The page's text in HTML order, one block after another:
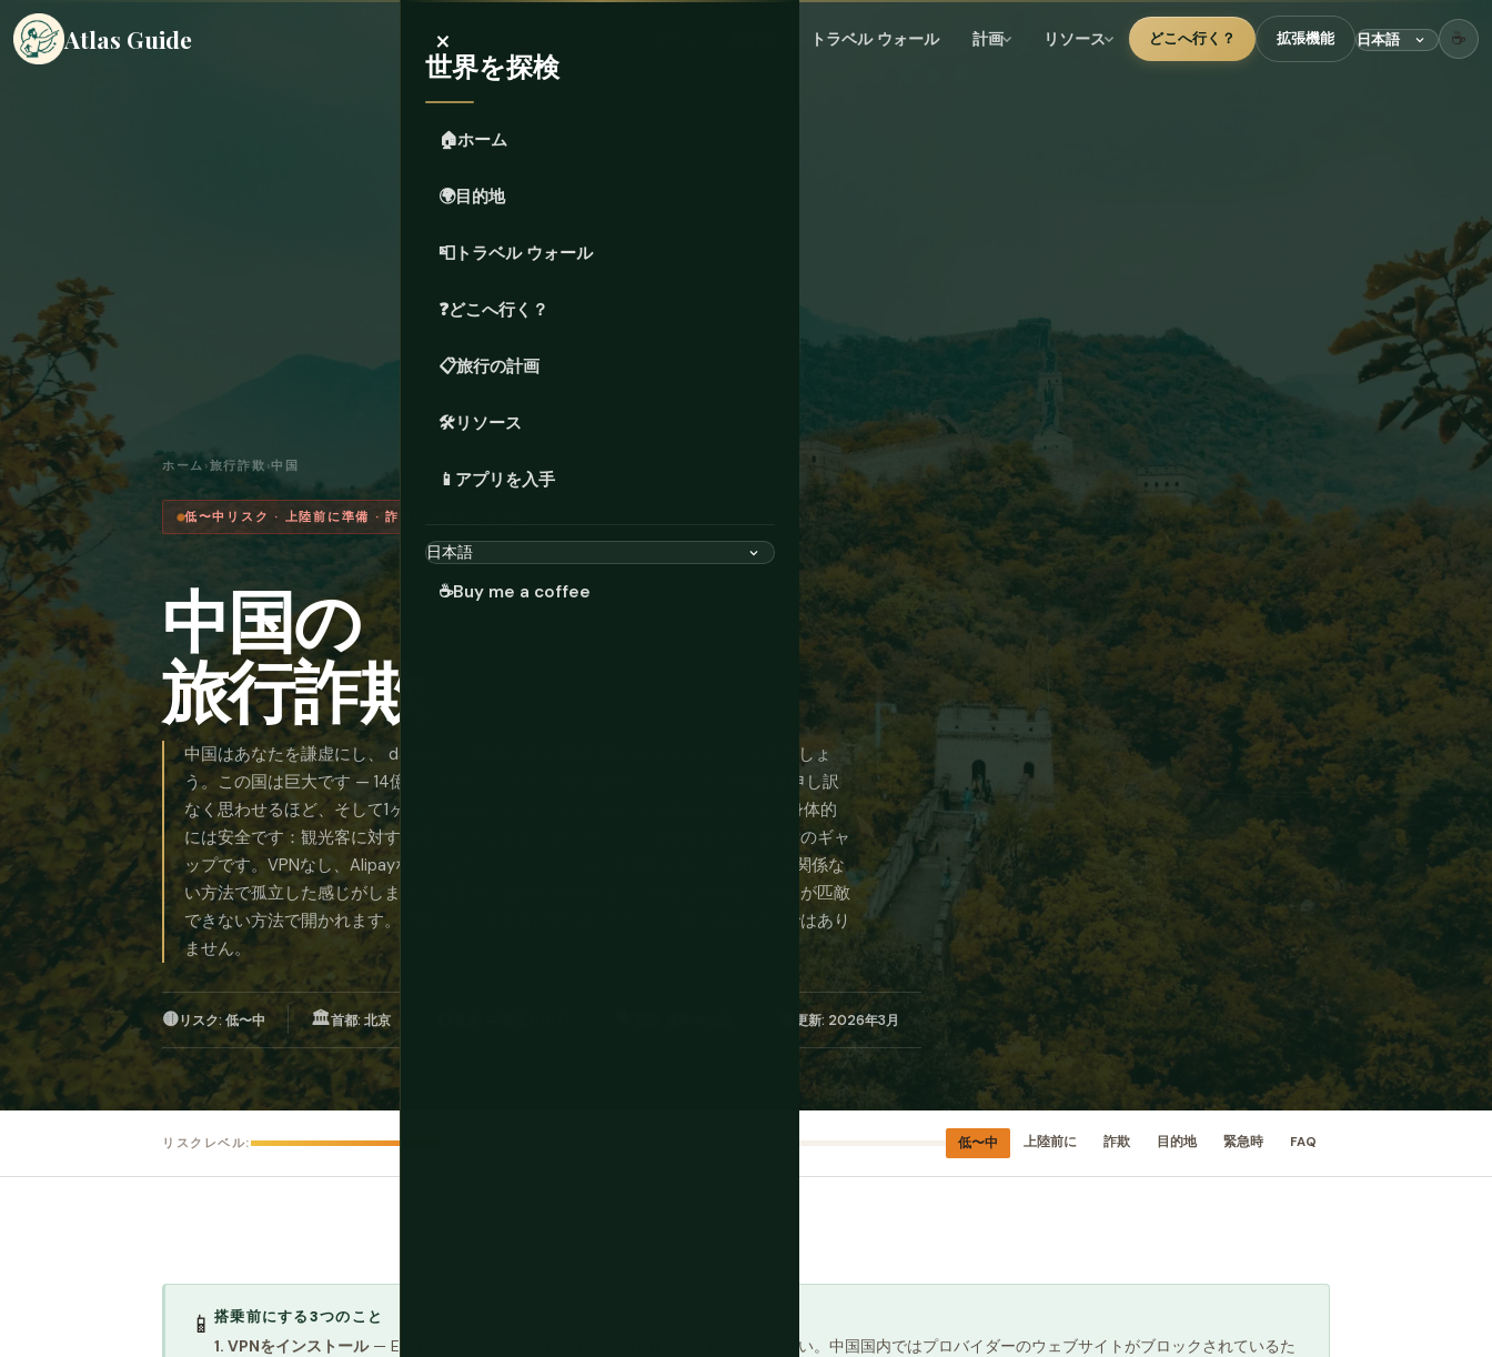
Atlas Guide トラベル ウォール 計画 リソース どこへ行く？ 拡張機能 ☕
×
世界を探検
🏠ホーム
🌍目的地
📮 トラベル ウォール
❓どこへ行く？
📋旅行の計画
🛠️リソース
📱 アプリを入手
☕Buy me a coffee
ホーム ›旅行詐欺 ›中国
低〜中リスク · 上陸前に準備 · 詐欺は具体的で学べる
中国の
旅行詐欺
中国はあなたを謙虚にし、 dazzleし、時折高価な3杯の茶を売りつけようとするでしょ
う。この国は巨大です — 14億人、世界クラスの高速鉄道網でヨーロッパの列車を申し訳
なく思わせるほど、そして1ヶ月で訪れることのできないほどのUNESCOサイト。身体的
には安全です：観光客に対する暴力犯罪は本当に稀です。人々を捕まえるのは準備のギャ
ップです。VPNなし、Alipayなし、オフラインマップなしで着陸すると、犯罪とは関係な
い方法で孤立した感じがします。搭乗前に物流を整理すると、中国は他の多くの国が匹敵
できない方法で開かれます。詐欺は、一度知れば明らかです。この国自体はそうではあり
ません。
🟡リスク: 低〜中 🏛️首都: 北京 更新: 2026年3月
リスクレベル: 低〜中 上陸前に 詐欺 目的地 緊急時 FAQ
📱 搭乗前にする3つのこと
1. VPNをインストール— ExpressVPN、NordVPN、またはAstrill。テストしてください。中国国内ではプロバイダーのウェブサイトがブロックされているた